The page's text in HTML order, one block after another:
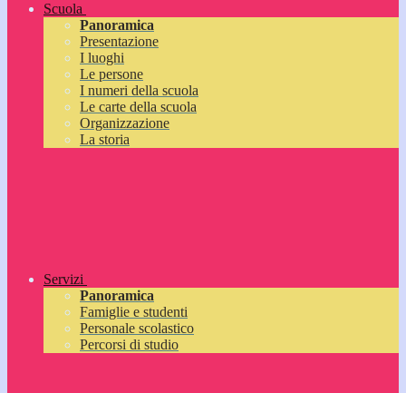
Scuola
Panoramica
Presentazione
I luoghi
Le persone
I numeri della scuola
Le carte della scuola
Organizzazione
La storia
Servizi
Panoramica
Famiglie e studenti
Personale scolastico
Percorsi di studio